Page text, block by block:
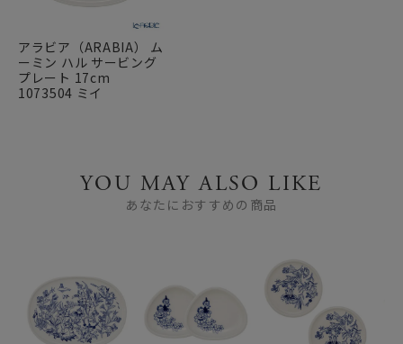
アラビア（ARABIA） ム
ーミン ハル サービング
プレート 17cm
1073504 ミイ
YOU MAY ALSO LIKE
あなたにおすすめの商品